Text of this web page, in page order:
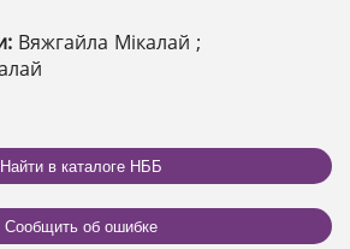
Вяжгайла Мікалай ;
Найти в каталоге НББ
Сообщить об ошибке